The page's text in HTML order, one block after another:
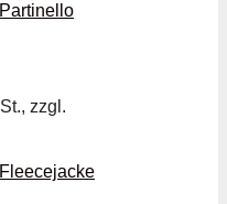
zzgl.